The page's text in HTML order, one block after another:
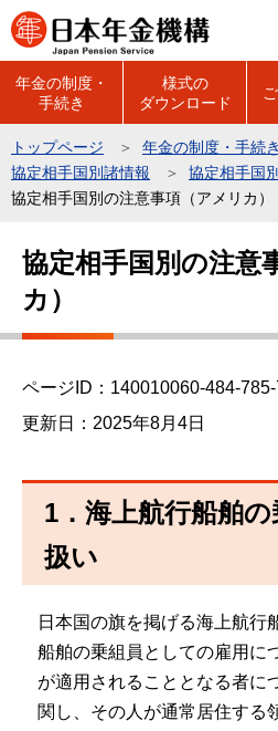
こ
の
の
先
年金の制度・
手続き
様式の
ダウンロード
トップページ 年金の制度・手続き
協定相手国別諸情報
協定相手国
協定相手国別の注意事項（アメリカ）
協定相手国別の注意
カ）
ページID：140010060-484-
更新日：2025年8月4日
1．海上航行船舶の
扱い
日本国の旗を掲げる海上航行
船舶の乗組員としての雇用に
が適用されることとなる者に
関し、その人が通常居住する